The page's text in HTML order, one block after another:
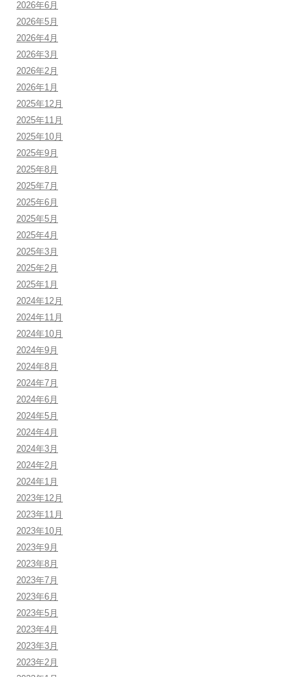
2026年6月
2026年5月
2026年4月
2026年3月
2026年2月
2026年1月
2025年12月
2025年11月
2025年10月
2025年9月
2025年8月
2025年7月
2025年6月
2025年5月
2025年4月
2025年3月
2025年2月
2025年1月
2024年12月
2024年11月
2024年10月
2024年9月
2024年8月
2024年7月
2024年6月
2024年5月
2024年4月
2024年3月
2024年2月
2024年1月
2023年12月
2023年11月
2023年10月
2023年9月
2023年8月
2023年7月
2023年6月
2023年5月
2023年4月
2023年3月
2023年2月